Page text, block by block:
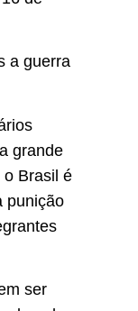
a guerra
grande
o Brasil é
punição
ser